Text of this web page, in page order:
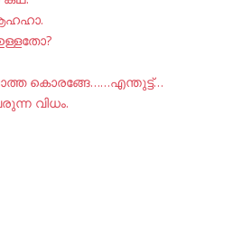
കൊരങ്ങേ……എന്തുട്ട്…
വിധം.